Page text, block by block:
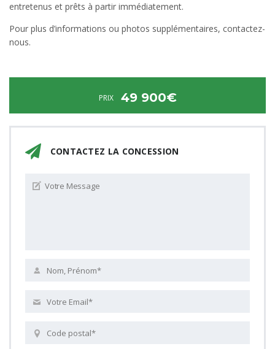
entretenus et prêts à partir immédiatement.
Pour plus d’informations ou photos supplémentaires, contactez-
nous.
PRIX 49 900€
CONTACTEZ LA CONCESSION